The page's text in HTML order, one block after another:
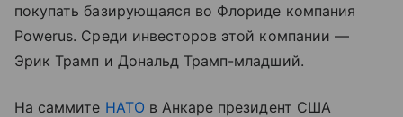
покупать базирующаяся во Флориде компания
Powerus. Среди инвесторов этой компании —
Эрик Трамп и Дональд Трамп-младший.
На саммите НАТО в Анкаре президент США